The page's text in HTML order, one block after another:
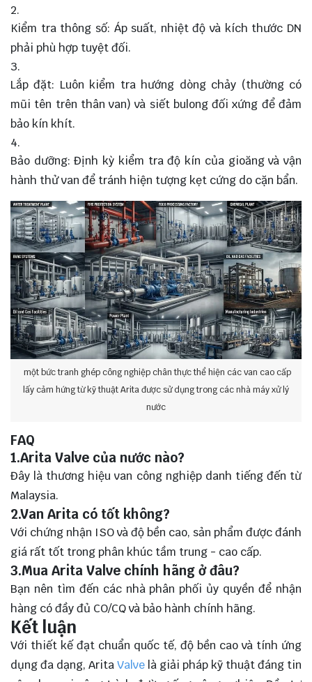
Kiểm tra thông số: Áp suất, nhiệt độ và kích thước DN
phải phù hợp tuyệt đối.
Lắp đặt: Luôn kiểm tra hướng dòng chảy (thường có
mũi tên trên thân van) và siết bulong đối xứng để đảm
bảo kín khít.
Bảo dưỡng: Định kỳ kiểm tra độ kín của gioăng và vận
hành thử van để tránh hiện tượng kẹt cứng do cặn bẩn.
một bức tranh ghép công nghiệp chân thực thể hiện các van cao cấp
lấy cảm hứng từ kỹ thuật Arita được sử dụng trong các nhà máy xử lý
nước
FAQ
1.Arita Valve của nước nào?
Đây là thương hiệu van công nghiệp danh tiếng đến từ
Malaysia.
2.Van Arita có tốt không?
Với chứng nhận ISO và độ bền cao, sản phẩm được đánh
giá rất tốt trong phân khúc tầm trung - cao cấp.
3.Mua Arita Valve chính hãng ở đâu?
Bạn nên tìm đến các nhà phân phối ủy quyền để nhận
hàng có đầy đủ CO/CQ và bảo hành chính hãng.
Kết luận
Với thiết kế đạt chuẩn quốc tế, độ bền cao và tính ứng
dụng đa dạng, AritaValve là giải pháp kỹ thuật đáng tin